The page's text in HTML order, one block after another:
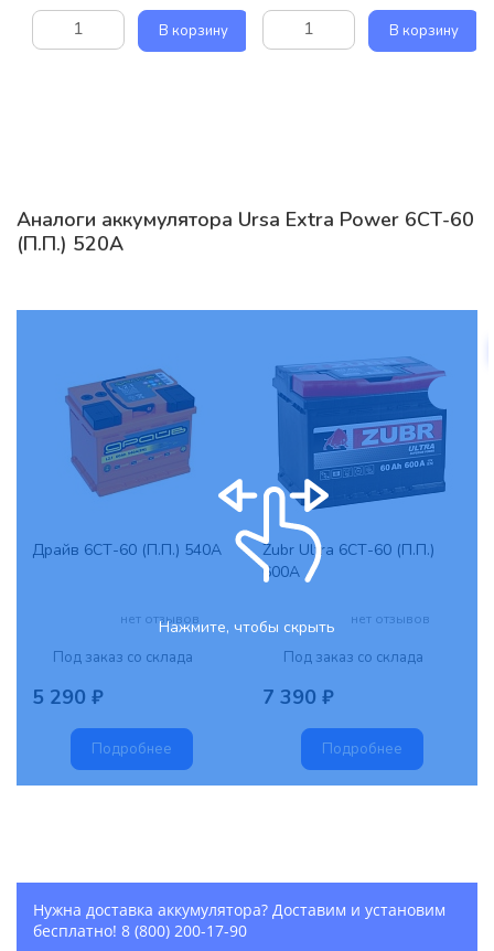
В корзину В корзину
Аналоги аккумулятора Ursa Extra Power 6СТ-60
(П.П.) 520А
Нажмите, чтобы скрыть
Драйв 6СТ-60 (П.П.) 540А
нет отзывов
Под заказ со склада
5 290 ₽
Подробнее
Zubr Ultra 6СТ-60 (П.П.)
600А
нет отзывов
Под заказ со склада
7 390 ₽
Подробнее
Нужна доставка аккумулятора? Доставим и установим
бесплатно! 8 (800) 200-17-90